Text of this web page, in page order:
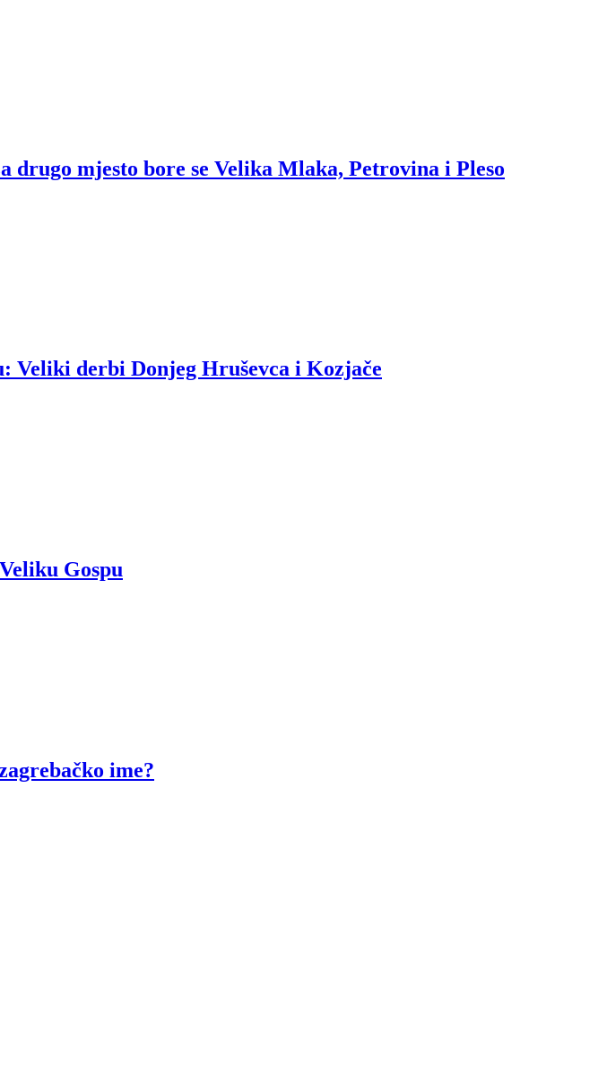
mjesto bore se Velika Mlaka, Petrovina i Pleso
Veliki derbi Donjeg Hruševca i Kozjače
Gospu
ime?